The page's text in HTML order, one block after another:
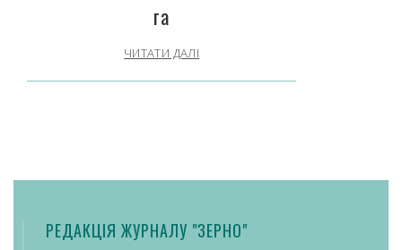
га
ЧИТАТИ ДАЛІ
РЕДАКЦІЯ ЖУРНАЛУ "ЗЕРНО"